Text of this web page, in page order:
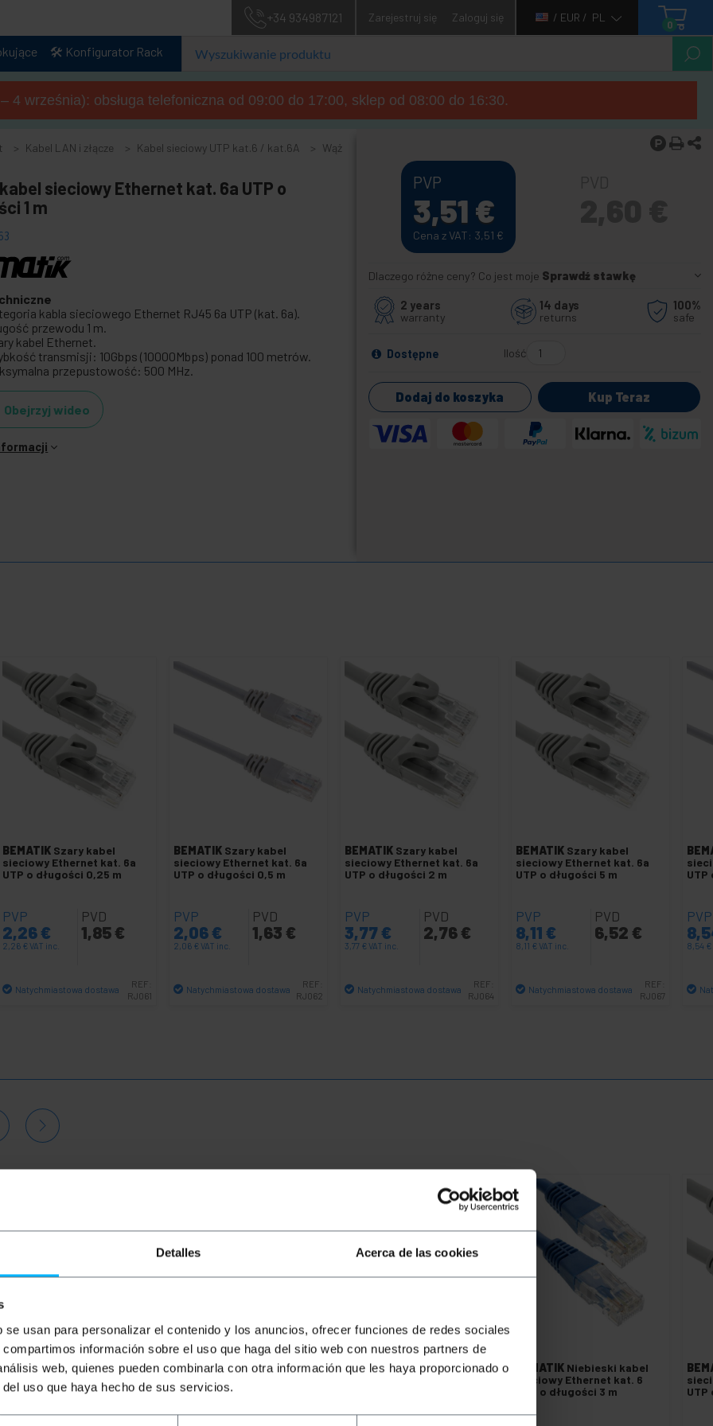
Detalles Acerca de las cookies
usan para personalizar el contenido y los anuncios, ofrecer funciones de redes sociales
información sobre el uso que haga del sitio web con nuestros partners de
web, quienes pueden combinarla con otra información que les haya proporcionado o
uso que haya hecho de sus servicios.
+34 934987121 Zarejestruj się Zaloguj się / EUR / PL
0
🛠️ Konfigurator Rack
4 września): obsługa telefoniczna od 09:00 do 17:00, sklep od 08:00 do 16:30.
Kabel LAN i złącze Kabel sieciowy UTP kat.6 / kat.6A
Wąż
sieciowy Ethernet kat. 6a UTP o
1 m
kabla sieciowego Ethernet RJ45 6a UTP (kat. 6a).
przewodu 1 m.
kabel Ethernet.
transmisji: 10Gbps (10000Mbps) ponad 100 metrów.
przepustowość: 500 MHz.
Obejrzyj wideo
PVP
3,51 €
Cena z VAT: 3,51 €
Dlaczego różne ceny? Co jest moje Sprawdź stawkę
2 years
warranty
14 days
returns
100%
safe
Dostępne Ilość
Dodaj do koszyka Kup Teraz
BEMATIK Szary kabel
sieciowy Ethernet kat. 6a
UTP o długości 0,25 m
PVP
2,26€
2,26 €VAT inc.
PVD
1,85 €
Natychmiastowa dostawa
REF:
RJ061
BEMATIK Szary kabel
sieciowy Ethernet kat. 6a
UTP o długości 0,5 m
PVP
2,06€
2,06 €VAT inc.
PVD
1,63 €
Natychmiastowa dostawa
REF:
RJ062
BEMATIK Szary kabel
sieciowy Ethernet kat. 6a
UTP o długości 2 m
PVP
3,77€
3,77 €VAT inc.
PVD
2,76 €
Natychmiastowa dostawa
REF:
RJ064
BEMATIK Szary kabel
sieciowy Ethernet kat. 6a
UTP o długości 5 m
PVP
8,11 €
8,11 €VAT inc.
PVD
6,52 €
Natychmiastowa dostawa
REF:
RJ067
UTP
PVP
8,54 €
BEMATIKSzary kabel
sieciowy Ethernet kat. 6a
UTP o długości 0,5 m
BEMATIK Szary kabel
sieciowy Ethernet kat. 6a
UTP o długości 5 m
BEMATIKCzarny kabel
sieciowy Ethernet kat. 6
BEMATIK Niebieski kabel
sieciowy Ethernet kat. 6
UTP o długości 3 m
UTP